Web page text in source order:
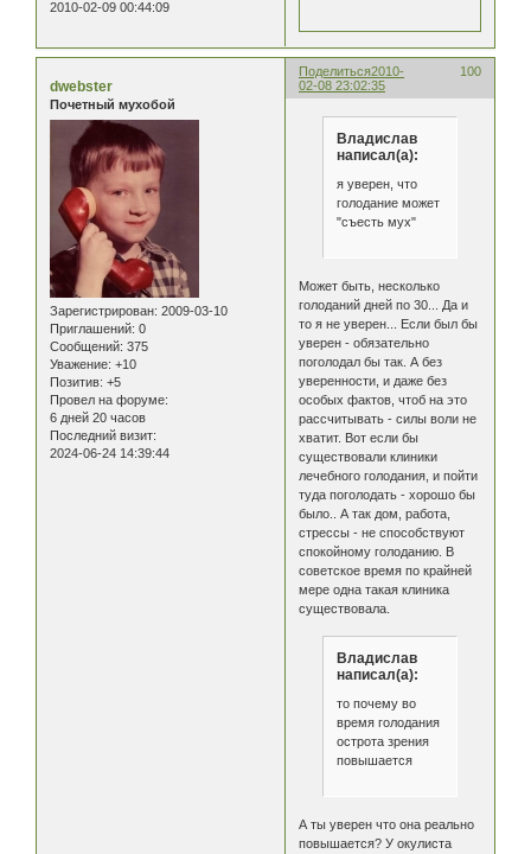
2010-02-09 00:44:09
Поделиться 100
2010-
02-08 23:02:35
dwebster
Почетный мухобой
Зарегистрирован: 2009-03-10
Приглашений: 0
Сообщений: 375
Уважение: +10
Позитив: +5
Провел на форуме:
6 дней 20 часов
Последний визит:
2024-06-24 14:39:44
Владислав
написал(а):
я уверен, что
голодание может
"съесть мух"
Может быть, несколько
голоданий дней по 30... Да и
то я не уверен... Если был бы
уверен - обязательно
поголодал бы так. А без
уверенности, и даже без
особых фактов, чтоб на это
рассчитывать - силы воли не
хватит. Вот если бы
существовали клиники
лечебного голодания, и пойти
туда поголодать - хорошо бы
было.. А так дом, работа,
стрессы - не способствуют
спокойному голоданию. В
советское время по крайней
мере одна такая клиника
существовала.
Владислав
написал(а):
то почему во
время голодания
острота зрения
повышается
А ты уверен что она реально
повышается? У окулиста